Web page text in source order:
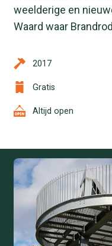
weelderige en
Waard waar
2017
Gratis
Altijd open